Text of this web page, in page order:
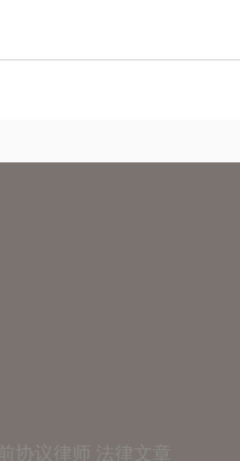
协议律师 法律文章